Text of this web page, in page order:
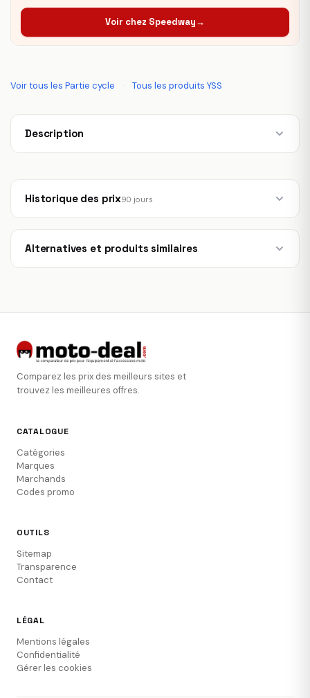
Voir chez Speedway→
Voir tous les Partie cycle · Tous les produits YSS
Description
Historique des prix90 jours
Alternatives et produits similaires
Comparez les prix des meilleurs sites et
trouvez les meilleures offres.
CATALOGUE
Catégories
Marques
Marchands
Codes promo
OUTILS
Sitemap
Transparence
Contact
LÉGAL
Mentions légales
Confidentialité
Gérer les cookies